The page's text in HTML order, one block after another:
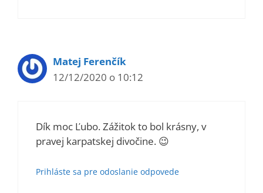
Matej Ferenčík
12/12/2020 o 10:12
Dík moc Ľubo. Zážitok to bol krásny, v
pravej karpatskej divočine. 😉
Prihláste sa pre odoslanie odpovede